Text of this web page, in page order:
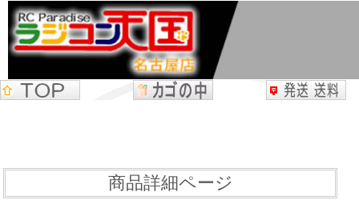
商品詳細ページ